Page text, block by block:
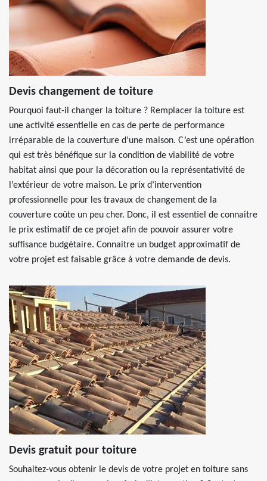
Devis changement de toiture
Pourquoi faut-il changer la toiture ? Remplacer la toiture est
une activité essentielle en cas de perte de performance
irréparable de la couverture d’une maison. C’est une opération
qui est très bénéfique sur la condition de viabilité de votre
habitat ainsi que pour la décoration ou la représentativité de
l’extérieur de votre maison. Le prix d’intervention
professionnelle pour les travaux de changement de la
couverture coûte un peu cher. Donc, il est essentiel de connaitre
le prix estimatif de ce projet afin de pouvoir assurer votre
suffisance budgétaire. Connaitre un budget approximatif de
votre projet est faisable grâce à votre demande de devis.
Devis gratuit pour toiture
Souhaitez-vous obtenir le devis de votre projet en toiture sans